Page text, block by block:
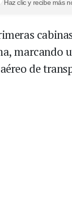
Haz clic y recibe más
marcando
de